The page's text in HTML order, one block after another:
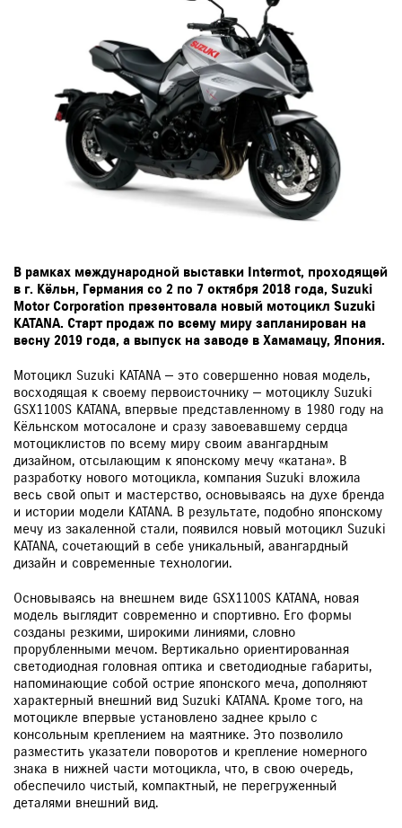
В рамках международной выставки Intermot, проходящей
в г. Кёльн, Германия со 2 по 7 октября 2018 года, Suzuki
Motor Corporation презентовала новый мотоцикл Suzuki
KATANA. Старт продаж по всему миру запланирован на
весну 2019 года, а выпуск на заводе в Хамамацу, Япония.
Мотоцикл Suzuki KATANA — это совершенно новая модель,
восходящая к своему первоисточнику — мотоциклу Suzuki
GSX1100S KATANA, впервые представленному в 1980 году на
Кёльнском мотосалоне и сразу завоевавшему сердца
мотоциклистов по всему миру своим авангардным
дизайном, отсылающим к японскому мечу «катана». В
разработку нового мотоцикла, компания Suzuki вложила
весь свой опыт и мастерство, основываясь на духе бренда
и истории модели KATANA. В результате, подобно японскому
мечу из закаленной стали, появился новый мотоцикл Suzuki
KATANA, сочетающий в себе уникальный, авангардный
дизайн и современные технологии.
Основываясь на внешнем виде GSX1100S KATANA, новая
модель выглядит современно и спортивно. Его формы
созданы резкими, широкими линиями, словно
прорубленными мечом. Вертикально ориентированная
светодиодная головная оптика и светодиодные габариты,
напоминающие собой острие японского меча, дополняют
характерный внешний вид Suzuki KATANA. Кроме того, на
мотоцикле впервые установлено заднее крыло с
консольным креплением на маятнике. Это позволило
разместить указатели поворотов и крепление номерного
знака в нижней части мотоцикла, что, в свою очередь,
обеспечило чистый, компактный, не перегруженный
деталями внешний вид.